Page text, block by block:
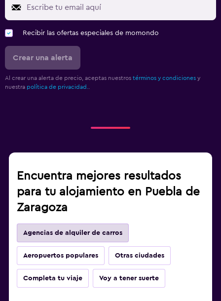
Recibir las ofertas especiales de momondo
Crear una alerta
Al crear una alerta de precio, aceptas nuestros términos y condiciones y
nuestra política de privacidad.
Encuentra mejores resultados
para tu alojamiento en Puebla de
Zaragoza
Agencias de alquiler de carros
Aeropuertos populares Otras ciudades
Completa tu viaje Voy a tener suerte